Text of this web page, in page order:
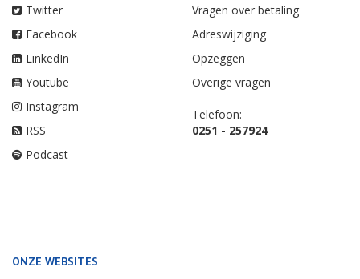
Twitter
Facebook
LinkedIn
Youtube
Instagram
RSS
Podcast
Vragen over betaling
Adreswijziging
Opzeggen
Overige vragen
Telefoon:
0251 - 257924
ONZE WEBSITES